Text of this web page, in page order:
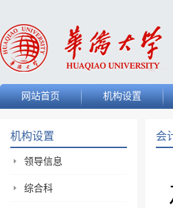
网站首页 机构设置
机构设置
领导信息
综合科
会